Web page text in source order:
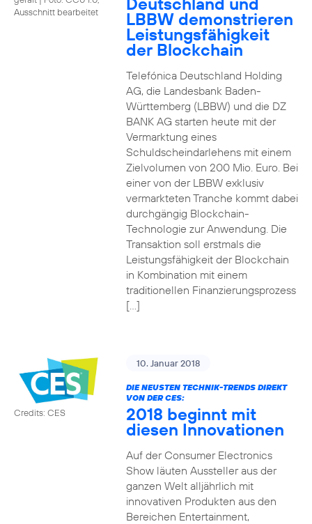
Ausschnitt bearbeitet
LBBW demonstrieren
Leistungsfähigkeit
der Blockchain
Telefónica Deutschland Holding
AG, die Landesbank Baden-
Württemberg (LBBW) und die DZ
BANK AG starten heute mit der
Vermarktung eines
Schuldscheindarlehens mit einem
Zielvolumen von 200 Mio. Euro. Bei
einer von der LBBW exklusiv
vermarkteten Tranche kommt dabei
durchgängig Blockchain-
Technologie zur Anwendung. Die
Transaktion soll erstmals die
Leistungsfähigkeit der Blockchain
in Kombination mit einem
traditionellen Finanzierungsprozess
[…]
Credits: CES
10. Januar 2018
DIE NEUSTEN TECHNIK-TRENDS DIREKT
VON DER CES:
2018 beginnt mit
diesen Innovationen
Auf der Consumer Electronics
Show läuten Aussteller aus der
ganzen Welt alljährlich mit
innovativen Produkten aus den
Bereichen Entertainment,